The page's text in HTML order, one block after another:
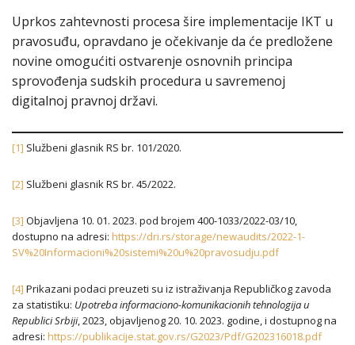
Uprkos zahtevnosti procesa šire implementacije IKT u
pravosuđu, opravdano je očekivanje da će predložene
novine omogućiti ostvarenje osnovnih principa
sprovođenja sudskih procedura u savremenoj
digitalnoj pravnoj državi.
[1] Službeni glasnik RS br. 101/2020.
[2] Službeni glasnik RS br. 45/2022.
[3] Objavljena 10. 01. 2023. pod brojem 400-1033/2022-03/10,
dostupno na adresi: https://dri.rs/storage/newaudits/2022-1-
SV%20Informacioni%20sistemi%20u%20pravosudju.pdf
[4] Prikazani podaci preuzeti su iz istraživanja Republičkog zavoda
za statistiku: Upotreba informaciono-komunikacionih tehnologija u
Republici Srbiji, 2023, objavljenog 20. 10. 2023. godine, i dostupnog na
adresi: https://publikacije.stat.gov.rs/G2023/Pdf/G202316018.pdf